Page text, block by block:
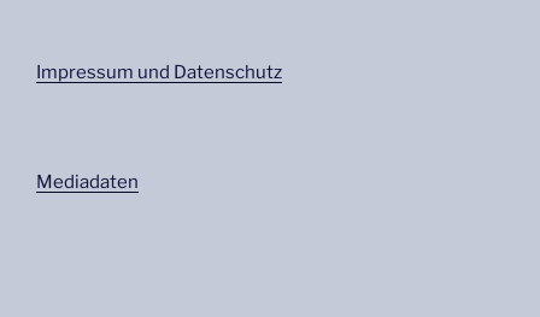
Impressum und Datenschutz
Mediadaten